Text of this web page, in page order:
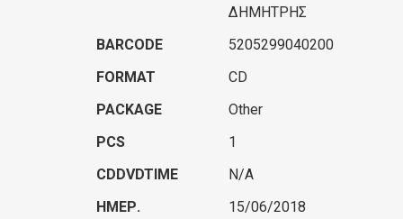
ΔΗΜΗΤΡΗΣ
BARCODE
5205299040200
FORMAT
CD
PACKAGE
Other
PCS
1
CDDVDTIME
N/A
ΗΜΕΡ.
15/06/2018